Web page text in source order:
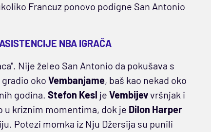
Francuz ponovo podigne San Antonio
NBA IGRAČA
Nije želeo San Antonio da pokušava s
oko Vembanjame, baš kao nekad oko
godina. Stefon Kesl je Vembijevvršnjak i
u kriznim momentima, dok je Dilon Harper
Potezi momka iz Nju Džersija su punili